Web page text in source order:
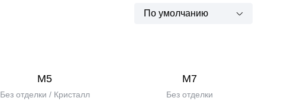
По умолчанию
М5
Без отделки / Кристалл
М7
Без отделки